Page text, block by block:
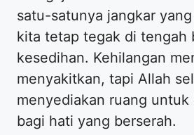
satu-satunya jangkar
kita tetap tegak di tengah
kesedihan. Kehilangan
menyakitkan, tapi Allah
menyediakan ruang untuk
bagi hati yang berserah.